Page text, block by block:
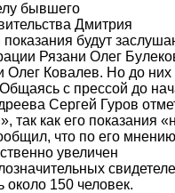
бывшего
Дмитрия
будут
Рязани Олег
Олег Ковалев. Но до них
с прессой до
Сергей Гуров
так как его показания
что по его мнению
увеличен
около 150 человек.